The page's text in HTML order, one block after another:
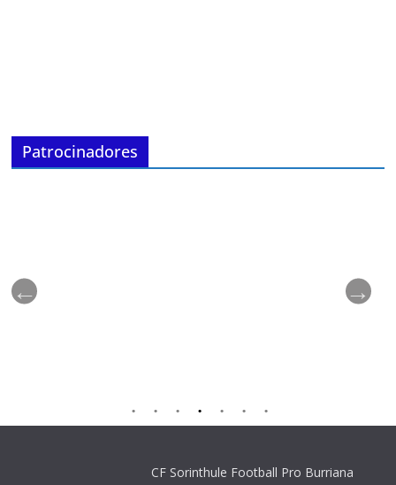
Patrocinadores
CF Sorinthule Football Pro Burriana